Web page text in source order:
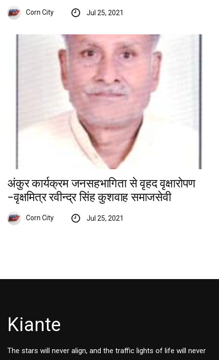
Corn City Jul 25, 2021
अंकुर कार्यक्रम जनसहभागिता से वृहद वृक्षारोपण
-वृक्षमित्र रवीन्द्र सिंह कुशवाह समाजसेवी
Corn City Jul 25, 2021
Kiante
The stars will never align, and the traffic lights of life will never